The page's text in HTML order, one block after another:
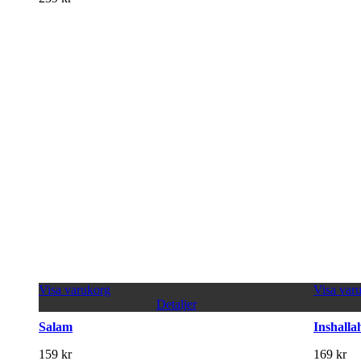
Visa varukorg
Detaljer
Salam
159 kr
Visa
169 kr